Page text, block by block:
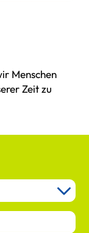
Menschen
Zeit zu